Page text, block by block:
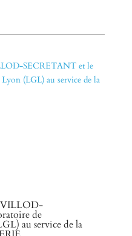
VILLOD-
de
au service de la